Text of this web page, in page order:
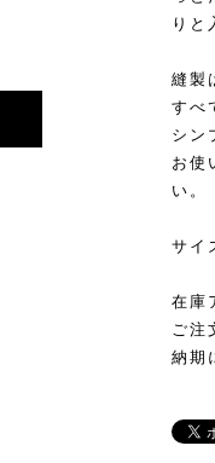
りと
縫製
すべ
シン
お使
い。
サイ
在庫
ご注
納期